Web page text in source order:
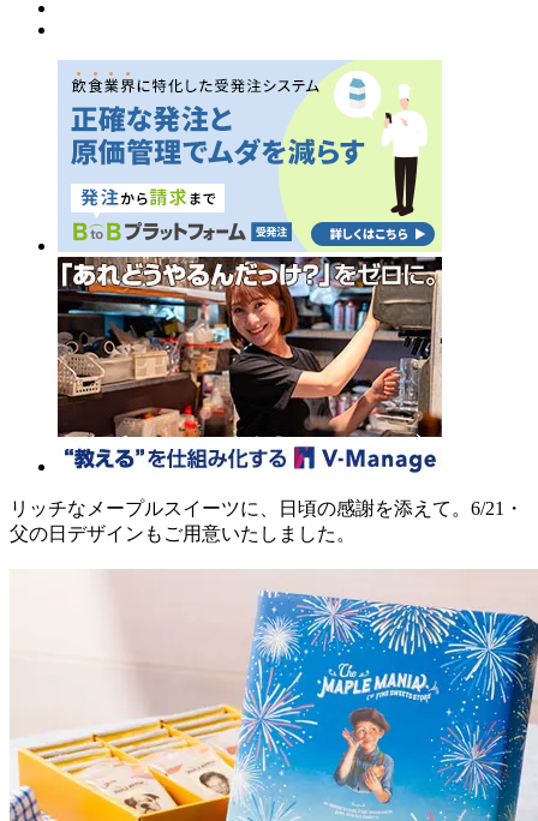
リッチなメープルスイーツに、日頃の感謝を添えて。6/21・
父の日デザインもご用意いたしました。